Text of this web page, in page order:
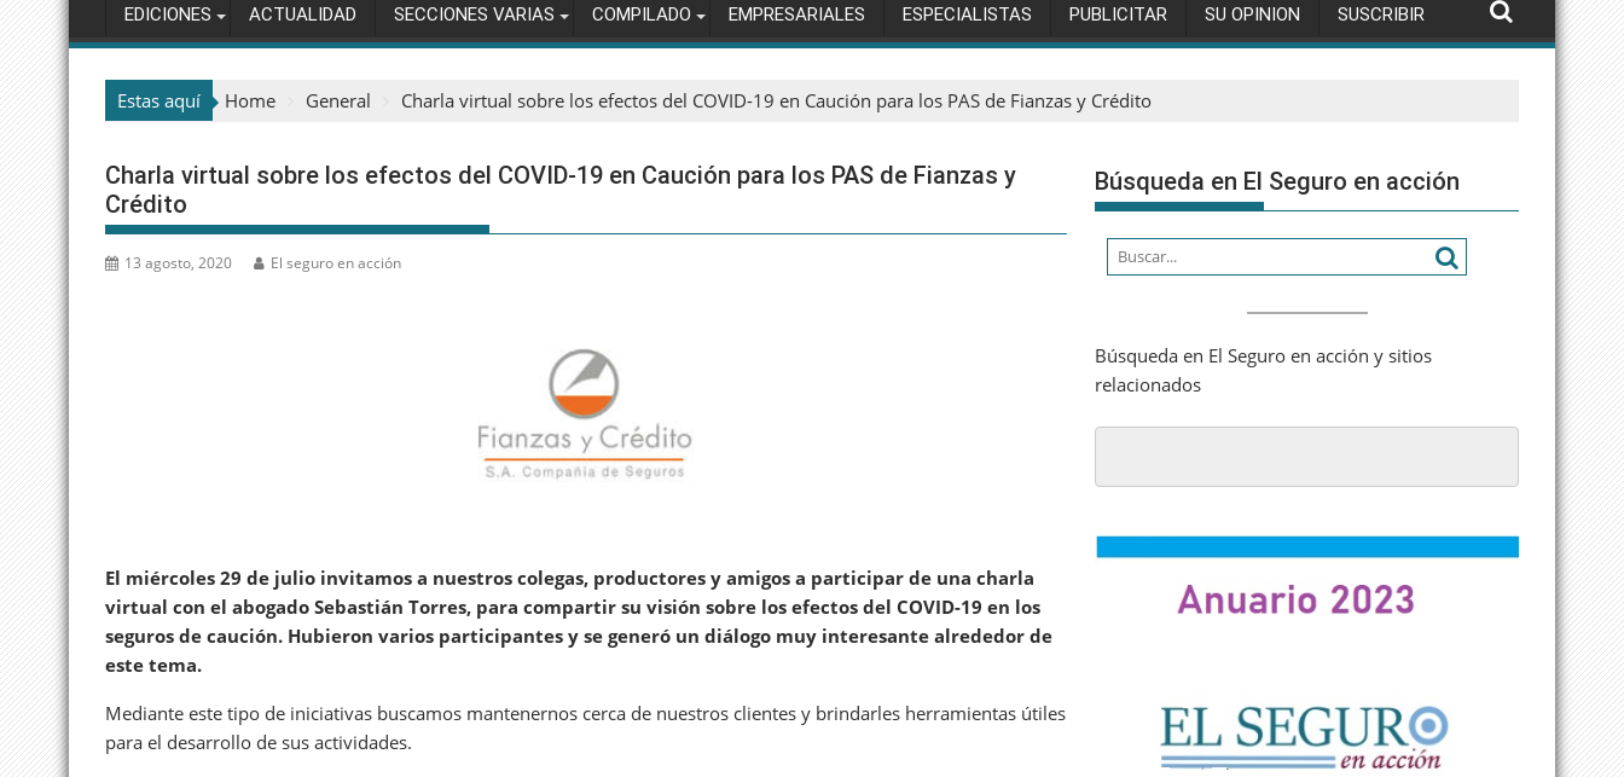
EDICIONES ACTUALIDAD SECCIONES VARIAS COMPILADO EMPRESARIALES ESPECIALISTAS PUBLICITAR SU OPINION SUSCRIBIR
Estas aquí Home General Charla virtual sobre los efectos del COVID-19 en Caución para los PAS de Fianzas y Crédito
Charla virtual sobre los efectos del COVID-19 en Caución para los PAS de Fianzas y
Crédito
13 agosto, 2020 El seguro en acción
El miércoles 29 de julio invitamos a nuestros colegas, productores y amigos a participar de una charla
virtual con el abogado Sebastián Torres, para compartir su visión sobre los efectos del COVID-19 en los
seguros de caución. Hubieron varios participantes y se generó un diálogo muy interesante alrededor de
este tema.
Mediante este tipo de iniciativas buscamos mantenernos cerca de nuestros clientes y brindarles herramientas útiles
para el desarrollo de sus actividades.
Búsqueda en El Seguro en acción
Búsqueda en El Seguro en acción y sitios
relacionados